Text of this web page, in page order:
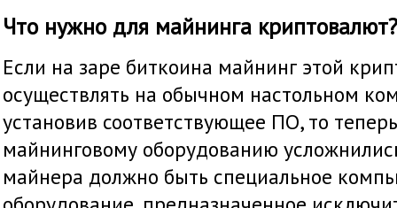
Что нужно для майнинга криптовалют?
Если на заре биткоина майнинг этой
осуществлять на обычном настольном
установив соответствующее ПО, то
майнинговому оборудованию
майнера должно быть специальное